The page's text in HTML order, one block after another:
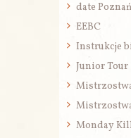
date Poznań
EEBC
Instrukcje
Junior Tour
Monday